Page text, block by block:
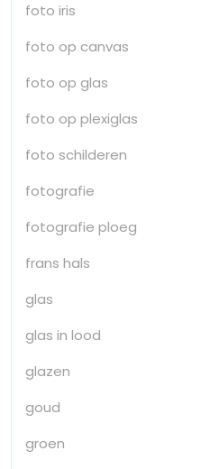
foto iris
foto op canvas
foto op glas
foto op plexiglas
foto schilderen
fotografie
fotografie ploeg
frans hals
glas
glas in lood
glazen
goud
groen